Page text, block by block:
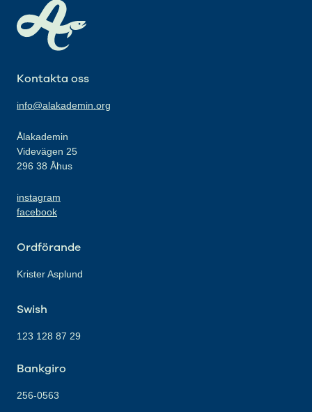
Kontakta oss
info@alakademin.org
Ålakademin
Videvägen 25
296 38 Åhus
instagram
facebook
Ordförande
Krister Asplund
Swish
123 128 87 29
Bankgiro
256-0563